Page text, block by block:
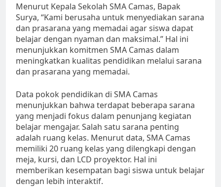
Menurut Kepala Sekolah SMA Camas, Bapak
Surya, “Kami berusaha untuk menyediakan sarana
dan prasarana yang memadai agar siswa dapat
belajar dengan nyaman dan maksimal.” Hal ini
menunjukkan komitmen SMA Camas dalam
meningkatkan kualitas pendidikan melalui sarana
dan prasarana yang memadai.
Data pokok pendidikan di SMA Camas
menunjukkan bahwa terdapat beberapa sarana
yang menjadi fokus dalam penunjang kegiatan
belajar mengajar. Salah satu sarana penting
adalah ruang kelas. Menurut data, SMA Camas
memiliki 20 ruang kelas yang dilengkapi dengan
meja, kursi, dan LCD proyektor. Hal ini
memberikan kesempatan bagi siswa untuk belajar
dengan lebih interaktif.